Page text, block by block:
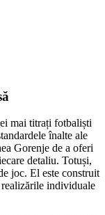
mai titrați fotbaliști
înalte ale
Gorenje de a oferi
detaliu. Totuși,
joc. El este construit
individuale